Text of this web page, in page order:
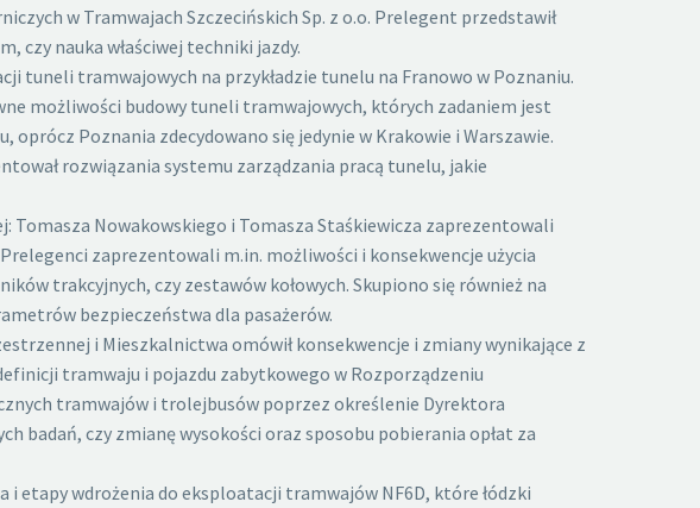
w Tramwajach Szczecińskich Sp. z o.o. Prelegent przedstawił
czy nauka właściwej techniki jazdy.
tuneli tramwajowych na przykładzie tunelu na Franowo w Poznaniu.
możliwości budowy tuneli tramwajowych, których zadaniem jest
Poznania zdecydowano się jedynie w Krakowie i Warszawie.
rozwiązania systemu zarządzania pracą tunelu, jakie
Nowakowskiego i Tomasza Staśkiewicza zaprezentowali
zaprezentowali m.in. możliwości i konsekwencje użycia
trakcyjnych, czy zestawów kołowych. Skupiono się również na
bezpieczeństwa dla pasażerów.
i Mieszkalnictwa omówił konsekwencje i zmiany wynikające z
tramwaju i pojazdu zabytkowego w Rozporządzeniu
tramwajów i trolejbusów poprzez określenie Dyrektora
badań, czy zmianę wysokości oraz sposobu pobierania opłat za
i etapy wdrożenia do eksploatacji tramwajów NF6D, które łódzki